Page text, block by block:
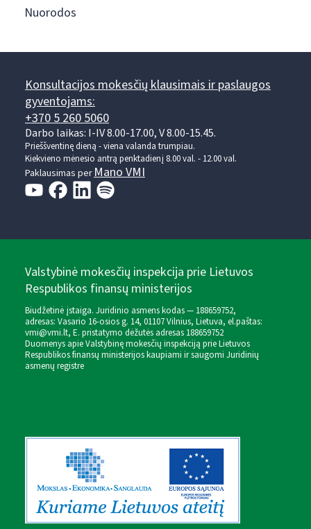
Nuorodos
Konsultacijos mokesčių klausimais ir paslaugos
gyventojams:
+370 5 260 5060
Darbo laikas: I-IV 8.00-17.00, V 8.00-15.45.
Prieššventinę dieną - viena valanda trumpiau.
Kiekvieno mėnesio antrą penktadienį 8.00 val. - 12.00 val.
Paklausimas perMano VMI
Valstybinė mokesčių inspekcija prie Lietuvos
Respublikos finansų ministerijos
Biudžetinė įstaiga. Juridinio asmens kodas — 188659752,
adresas: Vasario 16-osios g. 14, 01107 Vilnius, Lietuva, el.paštas:
vmi@vmi.lt, E. pristatymo dėžutės adresas 188659752
Duomenys apie Valstybinę mokesčių inspekciją prie Lietuvos
Respublikos finansų ministerijos kaupiami ir saugomi Juridinių
asmenų registre